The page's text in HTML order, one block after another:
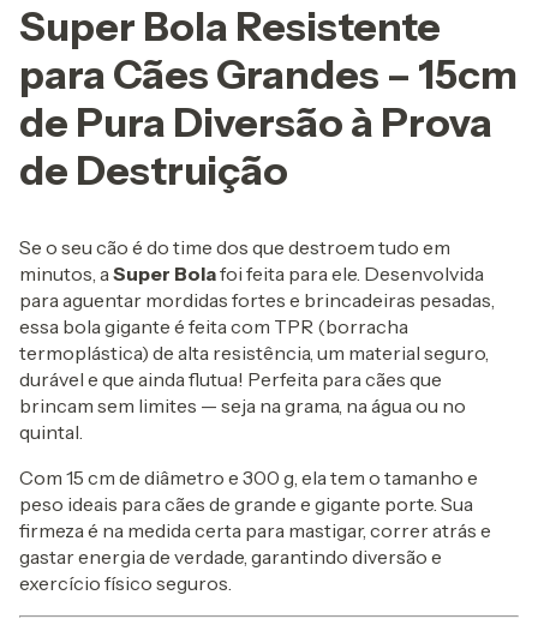
Super Bola Resistente
para Cães Grandes – 15cm
de Pura Diversão à Prova
de Destruição
Se o seu cão é do time dos que destroem tudo em
minutos, a Super Bolafoi feita para ele. Desenvolvida
para aguentar mordidas fortes e brincadeiras pesadas,
essa bola gigante é feita com TPR (borracha
termoplástica) de alta resistência, um material seguro,
durável e que ainda flutua! Perfeita para cães que
brincam sem limites — seja na grama, na água ou no
quintal.
Com 15 cm de diâmetro e 300 g, ela tem o tamanho e
peso ideais para cães de grande e gigante porte. Sua
firmeza é na medida certa para mastigar, correr atrás e
gastar energia de verdade, garantindo diversão e
exercício físico seguros.